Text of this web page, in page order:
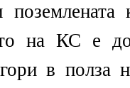
на КС е
в полза